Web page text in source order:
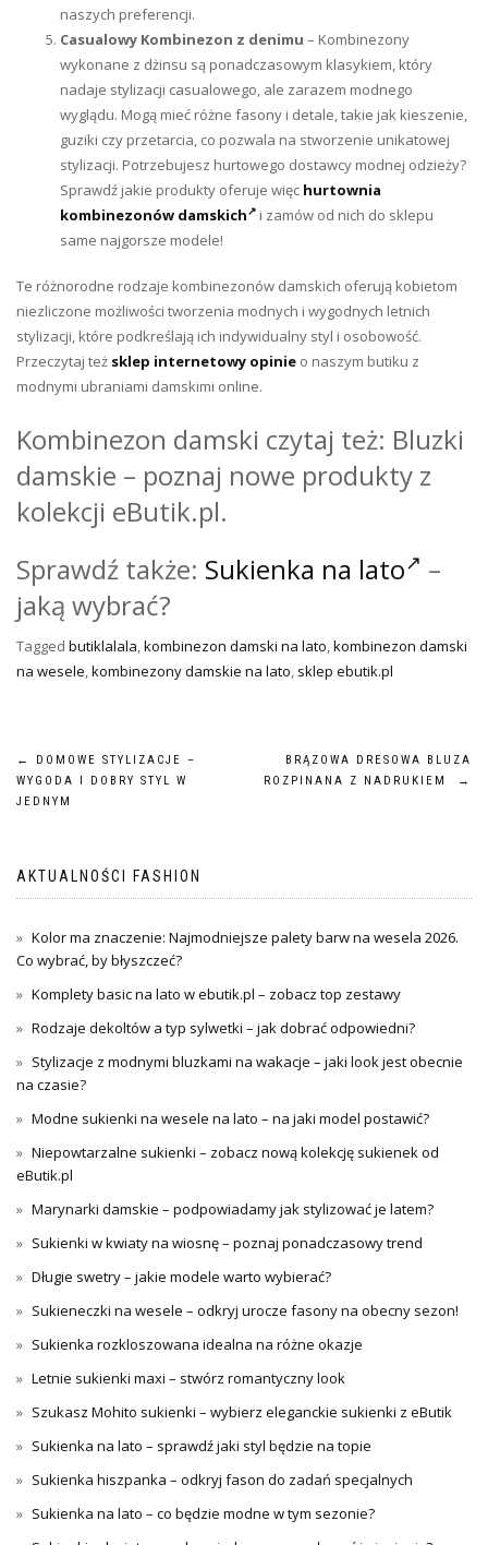
naszych preferencji.
Casualowy Kombinezon z denimu – Kombinezony
wykonane z dżinsu są ponadczasowym klasykiem, który
nadaje stylizacji casualowego, ale zarazem modnego
wyglądu. Mogą mieć różne fasony i detale, takie jak kieszenie,
guziki czy przetarcia, co pozwala na stworzenie unikatowej
stylizacji. Potrzebujesz hurtowego dostawcy modnej odzieży?
Sprawdź jakie produkty oferuje więc hurtownia
kombinezonów damskich
i zamów od nich do sklepu
same najgorsze modele!
Te różnorodne rodzaje kombinezonów damskich oferują kobietom
niezliczone możliwości tworzenia modnych i wygodnych letnich
stylizacji, które podkreślają ich indywidualny styl i osobowość.
Przeczytaj też sklep internetowy opinie o naszym butiku z
modnymi ubraniami damskimi online.
Kombinezon damski czytaj też: Bluzki
damskie – poznaj nowe produkty z
kolekcji eButik.pl.
Sprawdź także: Sukienka na lato
–
jaką wybrać?
Tagged butiklalala,kombinezon damski na lato,kombinezon damski
na wesele,kombinezony damskie na lato, sklep ebutik.pl
Nawigacja
wpisu
←
DOMOWE STYLIZACJE –
WYGODA I DOBRY STYL W
JEDNYM
BRĄZOWA DRESOWA BLUZA
ROZPINANA Z NADRUKIEM
→
AKTUALNOŚCI FASHION
Kolor ma znaczenie: Najmodniejsze palety barw na wesela 2026.
Co wybrać, by błyszczeć?
Komplety basic na lato w ebutik.pl – zobacz top zestawy
Rodzaje dekoltów a typ sylwetki – jak dobrać odpowiedni?
Stylizacje z modnymi bluzkami na wakacje – jaki look jest obecnie
na czasie?
Modne sukienki na wesele na lato – na jaki model postawić?
Niepowtarzalne sukienki – zobacz nową kolekcję sukienek od
eButik.pl
Marynarki damskie – podpowiadamy jak stylizować je latem?
Sukienki w kwiaty na wiosnę – poznaj ponadczasowy trend
Długie swetry – jakie modele warto wybierać?
Sukieneczki na wesele – odkryj urocze fasony na obecny sezon!
Sukienka rozkloszowana idealna na różne okazje
Letnie sukienki maxi – stwórz romantyczny look
Szukasz Mohito sukienki – wybierz eleganckie sukienki z eButik
Sukienka na lato – sprawdź jaki styl będzie na topie
Sukienka hiszpanka – odkryj fason do zadań specjalnych
Sukienka na lato – co będzie modne w tym sezonie?